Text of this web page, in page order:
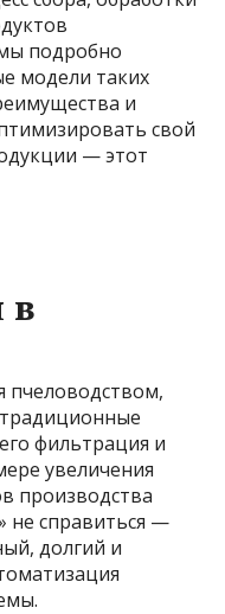
подробно
модели таких
и
свой
— этот
в
пчеловодством,
фильтрация и
увеличения
производства
не справиться —
долгий и